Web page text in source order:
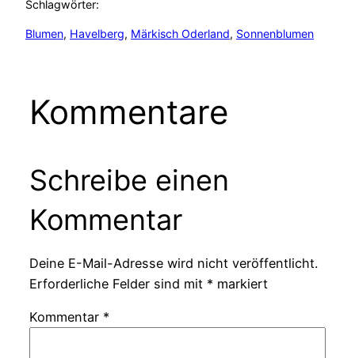
Schlagwörter:
Blumen, Havelberg, Märkisch Oderland, Sonnenblumen
Kommentare
Schreibe einen
Kommentar
Deine E-Mail-Adresse wird nicht veröffentlicht.
Erforderliche Felder sind mit * markiert
Kommentar *